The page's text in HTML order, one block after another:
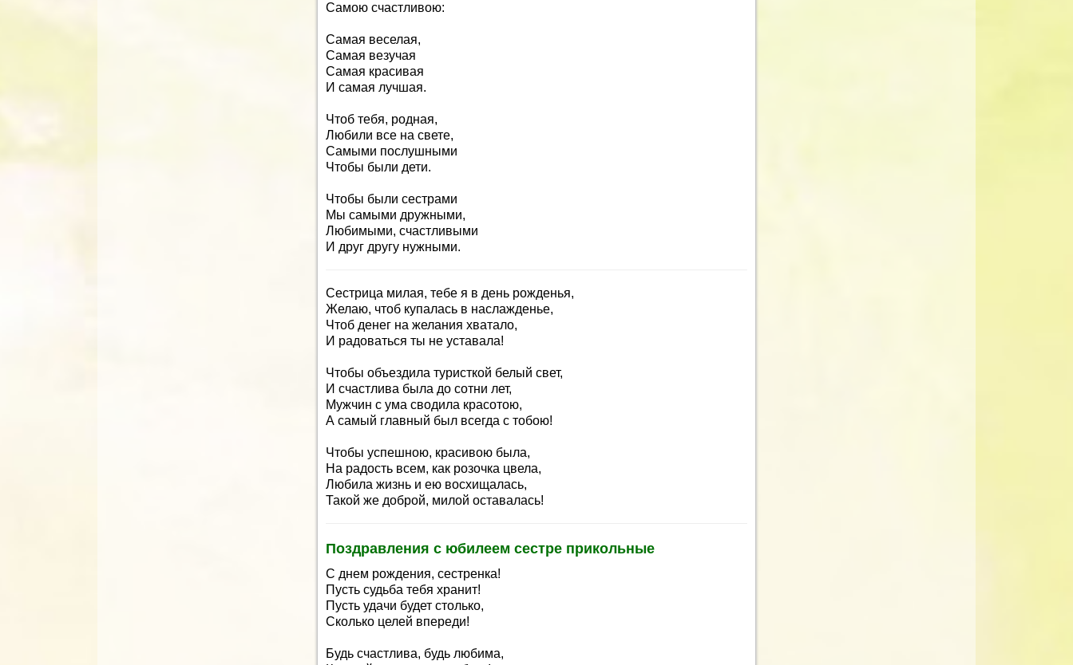
Самою счастливою:
Самая веселая,
Самая везучая
Самая красивая
И самая лучшая.
Чтоб тебя, родная,
Любили все на свете,
Самыми послушными
Чтобы были дети.
Чтобы были сестрами
Мы самыми дружными,
Любимыми, счастливыми
И друг другу нужными.
Сестрица милая, тебе я в день рожденья,
Желаю, чтоб купалась в наслажденье,
Чтоб денег на желания хватало,
И радоваться ты не уставала!
Чтобы объездила туристкой белый свет,
И счастлива была до сотни лет,
Мужчин с ума сводила красотою,
А самый главный был всегда с тобою!
Чтобы успешною, красивою была,
На радость всем, как розочка цвела,
Любила жизнь и ею восхищалась,
Такой же доброй, милой оставалась!
Поздравления с юбилеем сестре прикольные
С днем рождения, сестренка!
Пусть судьба тебя хранит!
Пусть удачи будет столько,
Сколько целей впереди!
Будь счастлива, будь любима,